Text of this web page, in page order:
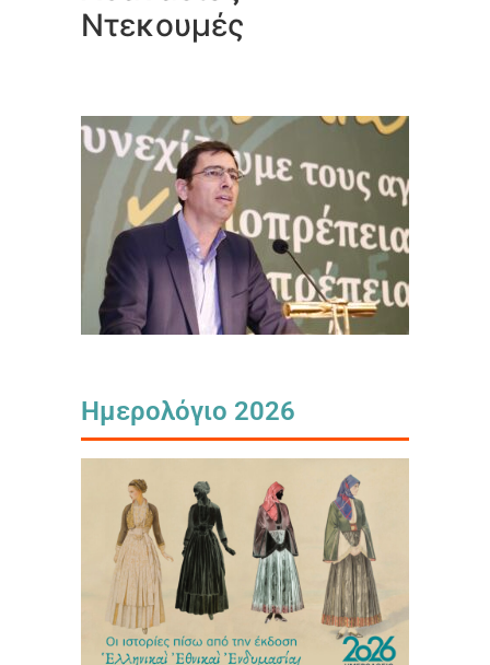
Ντεκουμές
Ημερολόγιο 2026